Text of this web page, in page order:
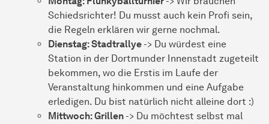
Schiedsrichter! Du musst auch kein Profi sein,
die Regeln erklären wir gerne nochmal.
Dienstag: Stadtrallye -> Du würdest eine
Station in der Dortmunder Innenstadt zugeteilt
bekommen, wo die Erstis im Laufe der
Veranstaltung hinkommen und eine Aufgabe
erledigen. Du bist natürlich nicht alleine dort :)
Mittwoch: Grillen -> Du möchtest selbst mal